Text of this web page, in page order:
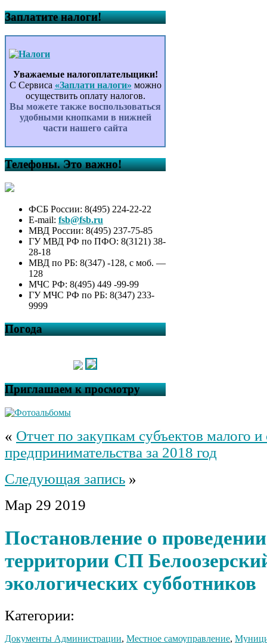
Заплатите налоги!
Уважаемые налогоплательщики!
С Сервиса «Заплати налоги» можно
осуществить оплату налогов.
Вы можете также воспользоваться
удобными кнопками в нижней
части нашего сайта
Телефоны. Это важно!
ФСБ России: 8(495) 224-22-22
E-mail: fsb@fsb.ru
МВД России: 8(495) 237-75-85
ГУ МВД РФ по ПФО: 8(3121) 38-
28-18
МВД по РБ: 8(347) -128, с моб. —
128
МЧС РФ: 8(495) 449 -99-99
ГУ МЧС РФ по РБ: 8(347) 233-
9999
Погода
Приглашаем к просмотру
« Отчет по закупкам субъектов малого и
предпринимательства за 2018 год
Следующая запись »
Мар 29 2019
Постановление о
территории СП
экологических субботников
Категории:
Документы Администрации, Местное самоуправление,